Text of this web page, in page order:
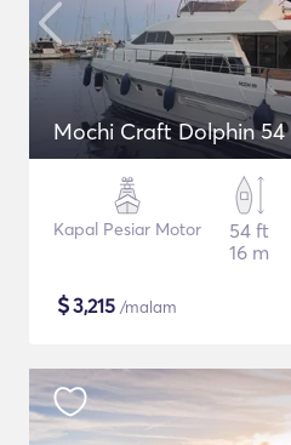
Mochi Craft Dolphin 54
Kapal Pesiar Motor
54 ft
16 m
$3,215 /malam